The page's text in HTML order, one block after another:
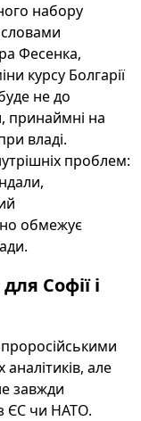
набору
словами
Фесенка,
курсу Болгарії
не до
принаймні на
владі.
проблем:
обмежує
Софії і
але
завжди
ЄС чи НАТО.